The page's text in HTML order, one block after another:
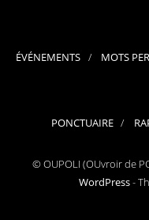
ÉVÉNEMENTS MOTS
PONCTUAIRE
© OUPOLI (OUvroir de
WordPress-